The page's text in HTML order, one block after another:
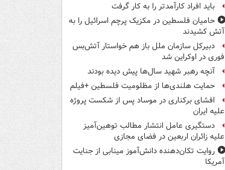
باید افراد کارآمدتر را به کار گرفت
حامیان فلسطین در مکزیک پرچم اسرائیل را به
آتش کشیدند
دبیرکل سازمان ملل باز هم خواستار آتش‌بس
فوری در اوکراین شد
آنچه رهبر شهید سال‌ها پیش دیده بودند
حمایت هلندی‌ها از مظلومیت فلسطین +فیلم
افشای برکناری در موساد پس از شکست پروژه
علیه ایران
دستگیری عامل انتشار مطالب توهین‌آمیز
علیه زائران اربعین در فضای مجازی
روایت تکان‌دهنده دانش‌آموز مینابی از جنایت
آمریکا